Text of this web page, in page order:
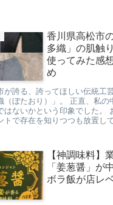
香川県高松市
多織」の肌触
使ってみた感
め
が誇る、誇ってほしい伝統工
（ぼたおり）」。 正直、私の
はないかという印象でした。
トで存在を知りつつも放置し
【神調味料】
「姜葱醤」が
ボラ飯が店レ